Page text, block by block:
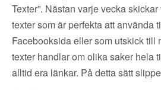
Texter”. Nästan varje vecka
texter som är perfekta att använda
Facebooksida eller som utskick till
texter handlar om olika saker hela
alltid era länkar. På detta sätt